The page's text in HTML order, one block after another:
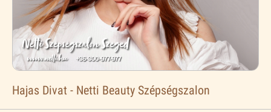
Hajas Divat - Netti Beauty Szépségszalon